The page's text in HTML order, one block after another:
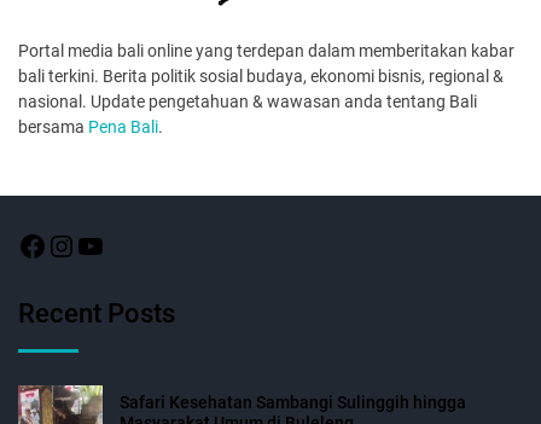
Portal media bali online yang terdepan dalam memberitakan kabar
bali terkini. Berita politik sosial budaya, ekonomi bisnis, regional &
nasional. Update pengetahuan & wawasan anda tentang Bali
bersama Pena Bali.
Recent Posts
Safari Kesehatan Sambangi Sulinggih hingga